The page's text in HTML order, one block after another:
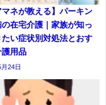
マネが教える】パーキン
の在宅介護｜家族が知っ
たい症状別対処法とおす
護用品
24日